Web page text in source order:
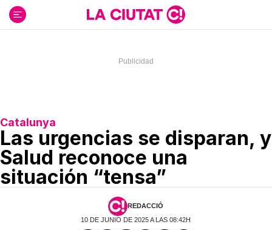
contenido
Catalunya
Las urgencias se disparan, y
Salud reconoce una
situación “tensa”
REDACCIÓ
10 DE JUNIO DE 2025 A LAS 08:42H